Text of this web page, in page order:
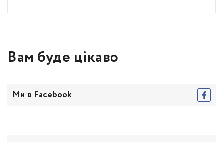
Вам буде цікаво
Ми в Facebook